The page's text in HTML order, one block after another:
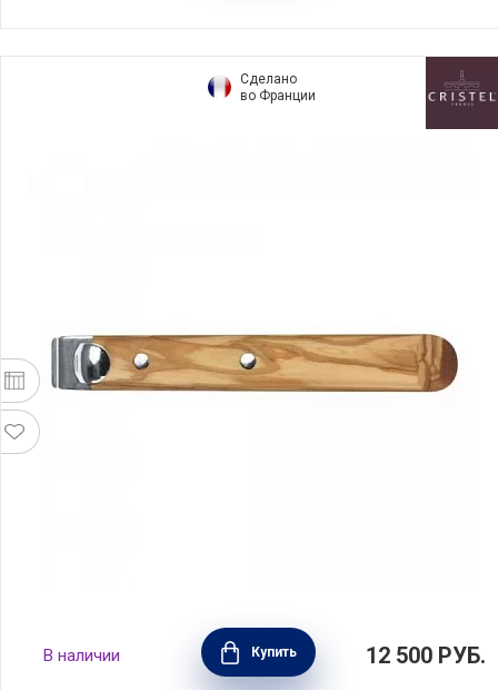
Сделано
во Франции
Съемная ручка длинная Casteline, цвет
оливковое дерево, материал нержавеющая
сталь + дерево, Cristel, Франция, PCXBO
В наличии Купить 12 500 РУБ.